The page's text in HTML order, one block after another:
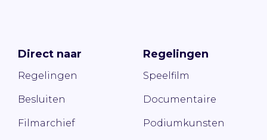
Direct naar
Regelingen
Besluiten
Filmarchief
Regelingen
Speelfilm
Documentaire
Podiumkunsten